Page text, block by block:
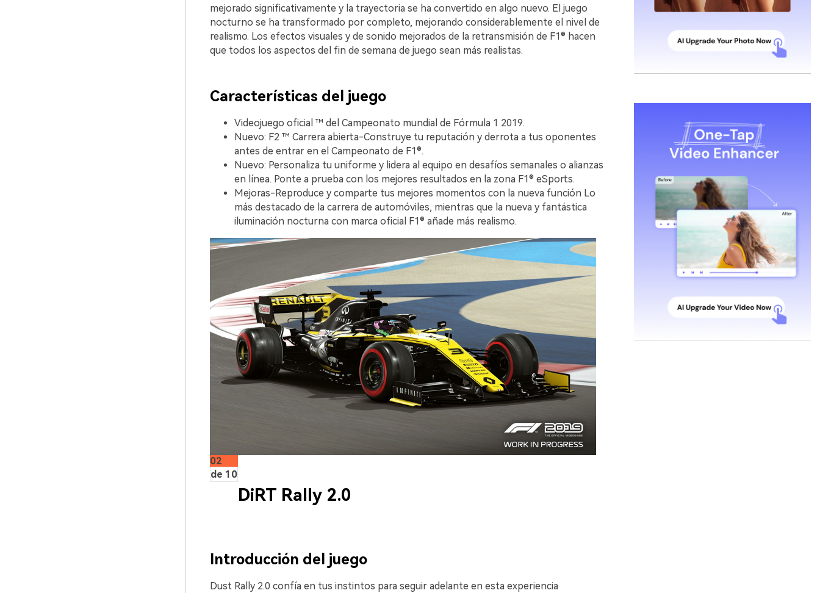
mejorado significativamente y la trayectoria se ha convertido en algo nuevo. El juego
nocturno se ha transformado por completo, mejorando considerablemente el nivel de
realismo. Los efectos visuales y de sonido mejorados de la retransmisión de F1® hacen
que todos los aspectos del fin de semana de juego sean más realistas.
Características del juego
Videojuego oficial ™ del Campeonato mundial de Fórmula 1 2019.
Nuevo: F2 ™ Carrera abierta-Construye tu reputación y derrota a tus oponentes
antes de entrar en el Campeonato de F1®.
Nuevo: Personaliza tu uniforme y lidera al equipo en desafíos semanales o alianzas
en línea. Ponte a prueba con los mejores resultados en la zona F1® eSports.
Mejoras-Reproduce y comparte tus mejores momentos con la nueva función Lo
más destacado de la carrera de automóviles, mientras que la nueva y fantástica
iluminación nocturna con marca oficial F1® añade más realismo.
02
de 10
DiRT Rally 2.0
Introducción del juego
Dust Rally 2.0 confía en tus instintos para seguir adelante en esta experiencia